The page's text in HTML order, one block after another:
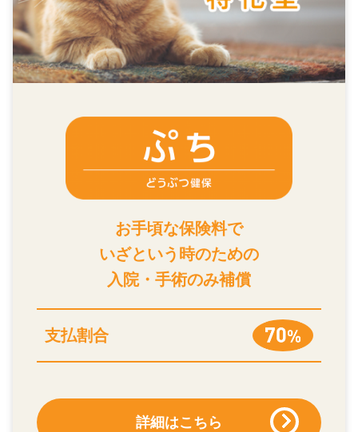
お手頃な保険料で
いざという時のための
入院・手術のみ補償
支払割合
詳細はこちら